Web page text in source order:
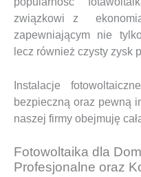
związkowi z
zapewniającym nie
lecz również czysty zysk
Instalacje
bezpieczną oraz pewną
naszej firmy obejmuję
Fotowoltaika dla
Profesjonalne oraz